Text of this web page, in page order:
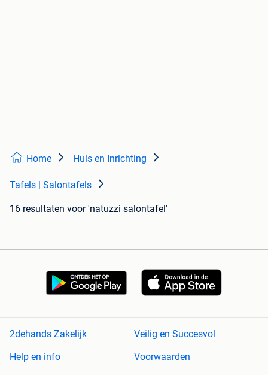
Home Huis en Inrichting
Tafels | Salontafels
16 resultaten voor 'natuzzi salontafel'
2dehands Zakelijk
Veilig en Succesvol
Help en info
Voorwaarden